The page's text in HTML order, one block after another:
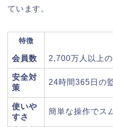
ています。
特徴
会員数 2,700万人以上
安全対
策
24時間365日の
使いや
すさ
簡単な操作でス